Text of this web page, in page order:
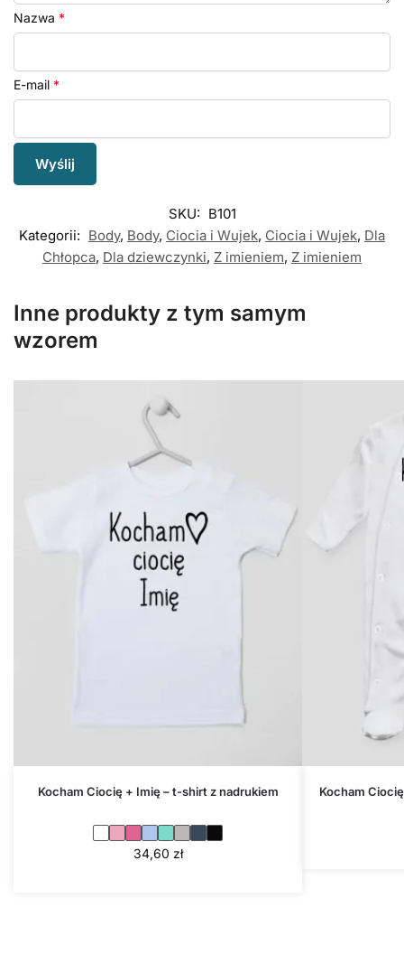
Nazwa *
E-mail *
SKU: B101
Kategorii: Body, Body, Ciocia i Wujek, Ciocia i Wujek, Dla
Chłopca, Dla dziewczynki, Z imieniem, Z imieniem
Inne produkty z tym samym
wzorem
Kocham Ciocię + Imię – t-shirt z nadrukiem
34,60 zł
Kocham